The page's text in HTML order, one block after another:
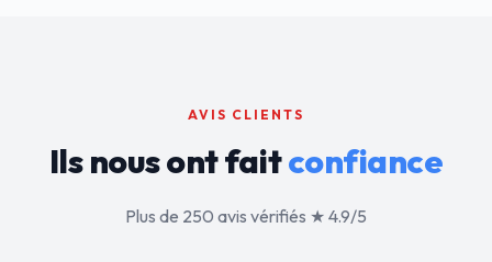
AVIS CLIENTS
Ils nous ont faitconfiance
Plus de 250 avis vérifiés ★ 4.9/5